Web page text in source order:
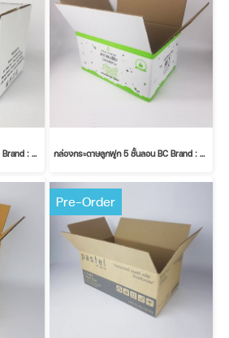
กล่องกระดาษลูกฟูก 5 ชั้นลอน BC Brand : สามหนุ่มชุมพร กล่องกระดาษลูกฟูก 5 ชั้นลอน BC Brand : Genherb
Pre-Order